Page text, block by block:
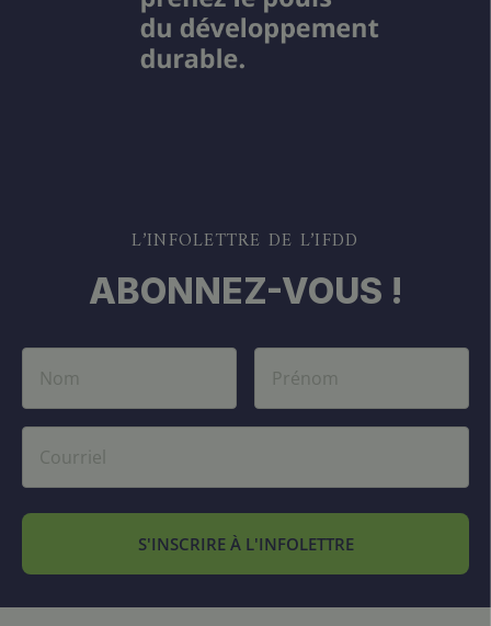
L’INFOLETTRE DE L’IFDD
ABONNEZ-VOUS !
S'INSCRIRE À L'INFOLETTRE